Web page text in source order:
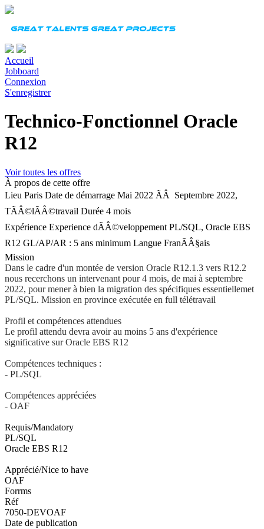
Accueil
Jobboard
Connexion
S'enregistrer
Technico-Fonctionnel Oracle
R12
Voir toutes les offres
À propos de cette offre
Lieu Paris Date de démarrage Mai 2022 ÃÂ Septembre 2022,
TÃÂ©lÃÂ©travail Durée 4 mois
Expérience Experience dÃÂ©veloppement PL/SQL, Oracle EBS
R12 GL/AP/AR : 5 ans minimum Langue FranÃÂ§ais
Mission
Dans le cadre d'un montée de version Oracle R12.1.3 vers R12.2
nous recerchons un intervenant pour 4 mois, de mai à septembre
2022, pour mener à bien la migration des spécifiques essentiellemet
PL/SQL. Mission en province exécutée en full télétravail
Profil et compétences attendues
Le profil attendu devra avoir au moins 5 ans d'expérience
significative sur Oracle EBS R12
Compétences techniques :
- PL/SQL
Compétences appréciées
- OAF
Requis/Mandatory
PL/SQL
Oracle EBS R12
Apprécié/Nice to have
OAF
Forrms
Réf
7050-DEVOAF
Date de publication